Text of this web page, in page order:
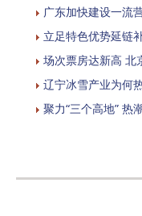
广东加快建设一流
立足特色优势延链
场次票房达新高 北
辽宁冰雪产业为何
聚力“三个高地” 热